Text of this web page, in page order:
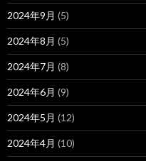
2024年9月 (5)
2024年8月 (5)
2024年7月 (8)
2024年6月 (9)
2024年5月 (12)
2024年4月 (10)